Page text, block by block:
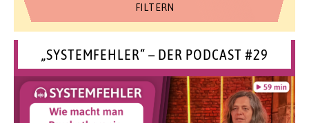
„SYSTEMFEHLER“ – DER PODCAST #29